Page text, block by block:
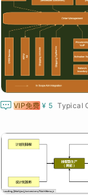
 VIP免费 ¥ 5